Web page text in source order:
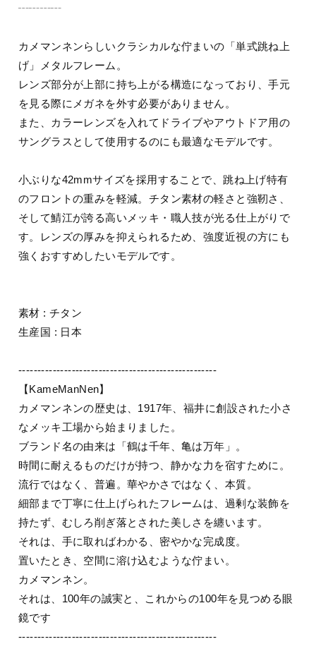
┄┄┄┄
カメマンネンらしいクラシカルな佇まいの「単式跳ね上
げ」メタルフレーム。
レンズ部分が上部に持ち上がる構造になっており、手元
を見る際にメガネを外す必要がありません。
また、カラーレンズを入れてドライブやアウトドア用の
サングラスとして使用するのにも最適なモデルです。
小ぶりな42mmサイズを採用することで、跳ね上げ特有
のフロントの重みを軽減。チタン素材の軽さと強靭さ、
そして鯖江が誇る高いメッキ・職人技が光る仕上がりで
す。レンズの厚みを抑えられるため、強度近視の方にも
強くおすすめしたいモデルです。
素材 : チタン
生産国 : 日本
----------------------------------------------------
【KameManNen】
カメマンネンの歴史は、1917年、福井に創設された小さ
なメッキ工場から始まりました。
ブランド名の由来は「鶴は千年、亀は万年」。
時間に耐えるものだけが持つ、静かな力を宿すために。
流行ではなく、普遍。華やかさではなく、本質。
細部まで丁寧に仕上げられたフレームは、過剰な装飾を
持たず、むしろ削ぎ落とされた美しさを纏います。
それは、手に取ればわかる、密やかな完成度。
置いたとき、空間に溶け込むような佇まい。
カメマンネン。
それは、100年の誠実と、これからの100年を見つめる眼
鏡です
----------------------------------------------------